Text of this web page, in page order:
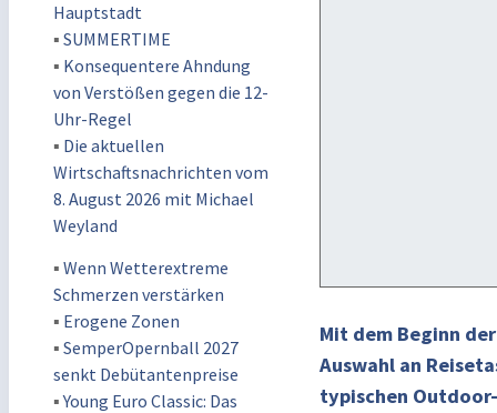
Hauptstadt
▪ SUMMERTIME
▪ Konsequentere Ahndung
von Verstößen gegen die 12-
Uhr-Regel
▪ Die aktuellen
Wirtschaftsnachrichten vom
8. August 2026 mit Michael
Weyland
▪ Wenn Wetterextreme
Schmerzen verstärken
▪ Erogene Zonen
▪ SemperOpernball 2027
senkt Debütantenpreise
▪Young Euro Classic: Das
Mit dem Beginn
Auswahl an
typischen